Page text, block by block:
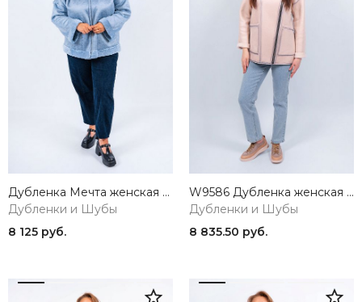
Дубленка Мечта женская голубой ZAR STYLE
Дубленки и Шубы
8 125 руб.
W9586 Дубленка женская Baimuni
Дубленки и Шубы
8 835.50 руб.